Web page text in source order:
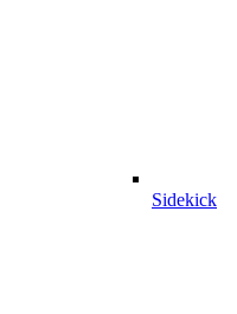
Sidekick